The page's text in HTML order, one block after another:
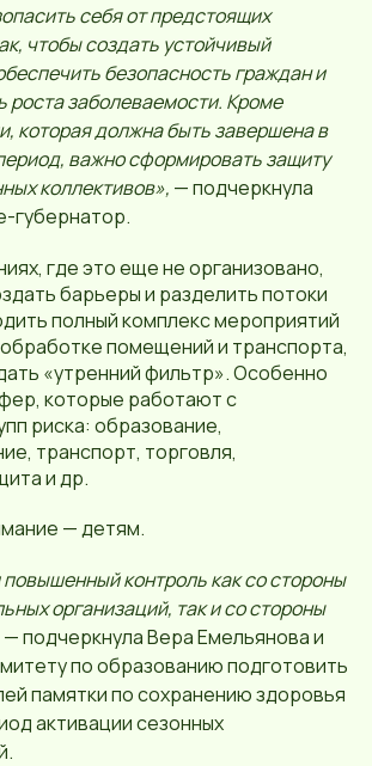
себя от предстоящих
чтобы создать устойчивый
безопасность граждан и
роста заболеваемости. Кроме
которая должна быть завершена в
важно сформировать защиту
коллективов», — подчеркнула
губернатор.
где это еще не организовано,
барьеры и разделить потоки
полный комплекс мероприятий
помещений и транспорта,
«утренний фильтр». Особенно
которые работают с
риска: образование,
транспорт, торговля,
и др.
— детям.
контроль как со стороны
организаций, так и со стороны
— подчеркнула Вера Емельянова и
по образованию подготовить
памятки по сохранению здоровья
активации сезонных